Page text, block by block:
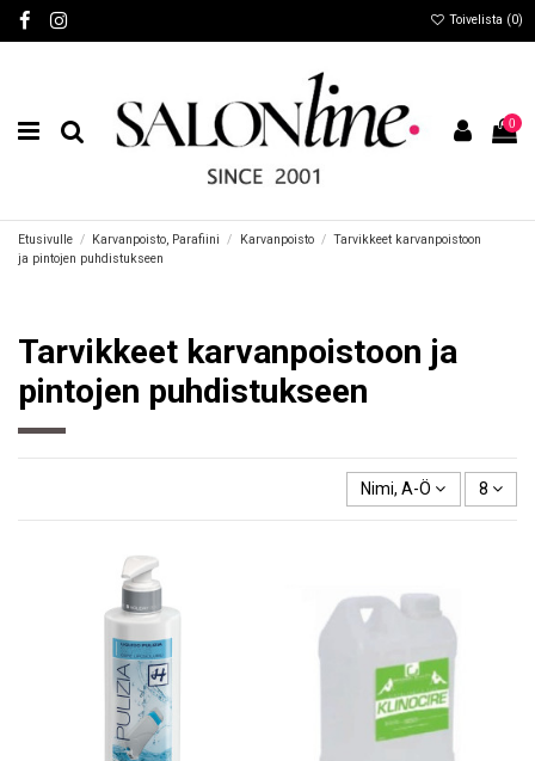
Toivelista (0)
0
Etusivulle Karvanpoisto, Parafiini Karvanpoisto
Tarvikkeet karvanpoistoon
ja pintojen puhdistukseen
Tarvikkeet karvanpoistoon ja
pintojen puhdistukseen
Nimi, A-Ö 8